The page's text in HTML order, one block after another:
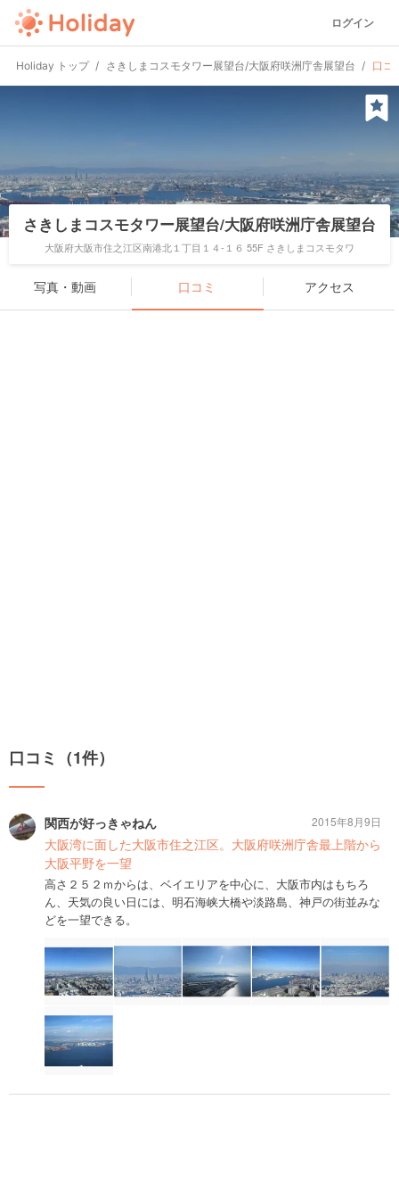
ログイン
Holiday トップ さきしまコスモタワー展望台/大阪府咲洲庁舎展望台 口コ
さきしまコスモタワー展望台/大阪府咲洲庁舎展望台
大阪府大阪市住之江区南港北１丁目１４-１６ 55F さきしまコスモタワ
写真・動画 口コミ アクセス
口コミ（1件）
関西が好っきゃねん
大阪湾に面した大阪市住之江区。大阪府咲洲庁舎最上階から
大阪平野を一望
高さ２５２ｍからは、ベイエリアを中心に、大阪市内はもちろ
ん、天気の良い日には、明石海峡大橋や淡路島、神戸の街並みな
どを一望できる。
2015年8月9日